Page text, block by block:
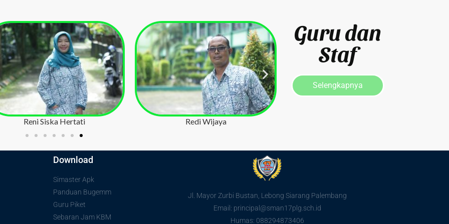
Bambang Sadat
Evi Noviantini
Guru dan
Staf
Selengkapnya
Download
Simaster Apk
Panduan Bugemm
Guru Piket
Sebaran Jam KBM
Jl. Mayor Zurbi Bustan, Lebong Siarang Palembang
Email: principal@sman17plg.sch.id
Humas: 088294873406